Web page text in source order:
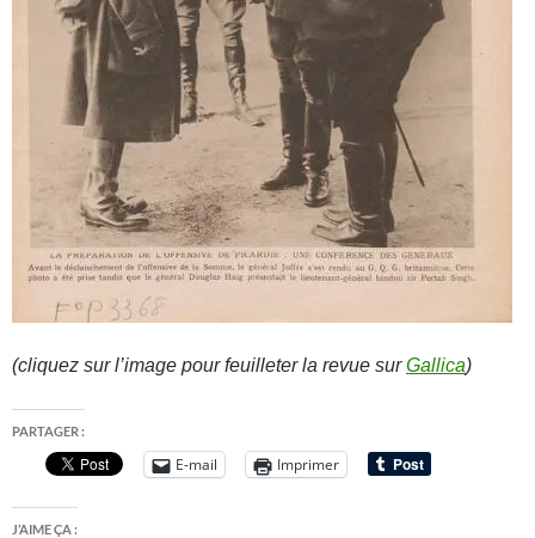
(cliquez sur l’image pour feuilleter la revue surGallica)
PARTAGER :
E-mail Imprimer
J’AIME ÇA :